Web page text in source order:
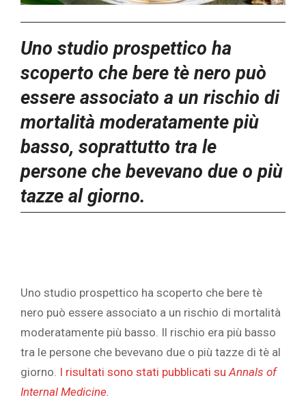
‎Uno studio prospettico ha
scoperto che bere tè nero può
essere associato a un rischio di
mortalità moderatamente più
basso, soprattutto tra le
persone che bevevano due o più
tazze al giorno.
‎Uno studio prospettico ha scoperto che bere tè
nero può essere associato a un rischio di mortalità
moderatamente più basso. Il rischio era più basso
tra le persone che bevevano due o più tazze di tè al
giorno. I risultati sono stati pubblicati su ‎‎Annals of
Internal Medicine.‎